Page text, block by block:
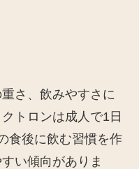
さ、飲みやすさに
トロンは成人で1日
食後に飲む習慣を作
い傾向がありま